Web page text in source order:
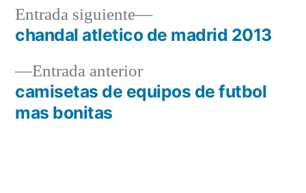
Navegación
de
entradas
Entrada anteriorEntrada
anterior:
camisetas de equipos de futbol
mas bonitas
Entrada siguiente
Entrada
siguiente:
chandal atletico de madrid 2013